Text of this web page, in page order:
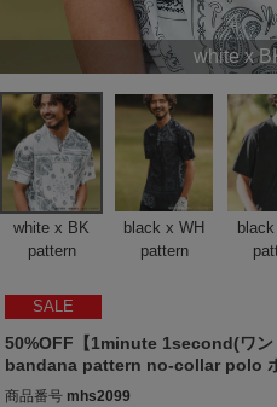
white x
white x BK
pattern
black x WH
pattern
SALE
50%OFF【1minute 1second(ワン
bandana pattern no-collar polo
商品番号 mhs2099